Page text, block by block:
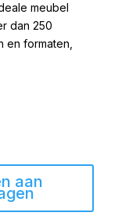
meubel
dan 250
en formaten,
aan